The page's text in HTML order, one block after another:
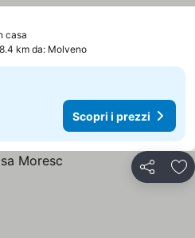
casa
km da: Molveno
Scopri i prezzi
Condividi